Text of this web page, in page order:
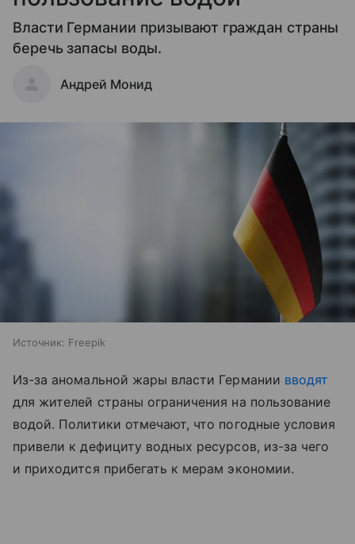
Власти Германии призывают граждан страны
беречь запасы воды.
Андрей Монид
Источник: Freepik
Из-за аномальной жары власти Германии вводят
для жителей страны ограничения на пользование
водой. Политики отмечают, что погодные условия
привели к дефициту водных ресурсов, из-за чего
и приходится прибегать к мерам экономии.